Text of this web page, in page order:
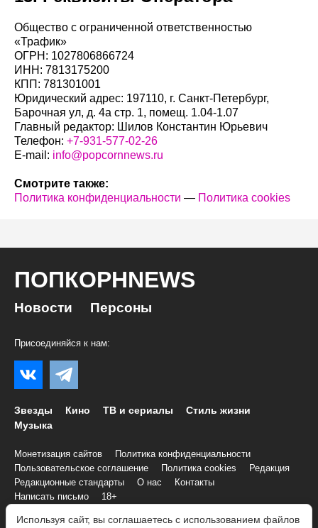
Общество с ограниченной ответственностью
«Трафик»
ОГРН: 1027806866724
ИНН: 7813175200
КПП: 781301001
Юридический адрес: 197110, г. Санкт-Петербург,
Барочная ул, д. 4а стр. 1, помещ. 1.04-1.07
Главный редактор: Шилов Константин Юрьевич
Телефон: +7-931-577-02-26
E-mail: info@popcornnews.ru
Смотрите также:
Политика конфиденциальности — Политика cookies
ПОПКОРНNEWS
Новости Персоны
Присоединяйся к нам:
Звезды Кино ТВ и сериалы
Стиль жизни
Музыка
Монетизация сайтов
Политика конфиденциальности
Пользовательское соглашение
Политика cookies
Редакция
Редакционные стандарты
О нас
Контакты
Написать письмо
18+
Используя сайт, вы соглашаетесь с использованием файлов